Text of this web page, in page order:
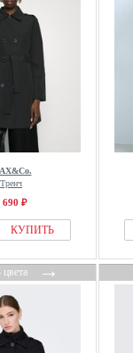
Тренч
690 ₽
КУПИТЬ
цвета→